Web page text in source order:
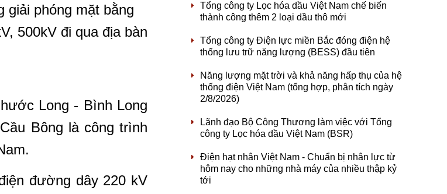
giải phóng mặt bằng
500kV đi qua địa bàn
Long - Bình Long
Bông là công trình
đường dây 220 kV
Tổng công ty Lọc hóa dầu Việt Nam chế biến
thành công thêm 2 loại dầu thô mới
Tổng công ty Điện lực miền Bắc đóng điện hệ
thống lưu trữ năng lượng (BESS) đầu tiên
Năng lượng mặt trời và khả năng hấp thụ của hệ
thống điện Việt Nam (tổng hợp, phân tích ngày
2/8/2026)
Lãnh đạo Bộ Công Thương làm việc với Tổng
công ty Lọc hóa dầu Việt Nam (BSR)
Điện hạt nhân Việt Nam - Chuẩn bị nhân lực từ
hôm nay cho những nhà máy của nhiều thập kỷ
tới